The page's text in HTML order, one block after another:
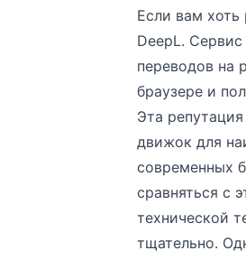
Если вам
DeepL.
переводов на
браузере и
Эта
движок для
современных
сравняться с
технической
тщательно.